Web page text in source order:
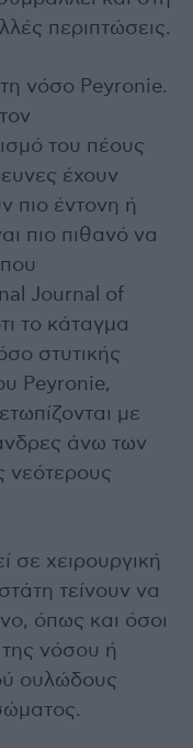
περιπτώσεις.
νόσο Peyronie.
του πέους
έχουν
πιο έντονη ή
πιο πιθανό να
Journal of
το κάταγμα
στυτικής
Peyronie,
με
άνω των
νεότερους
σε χειρουργική
τείνουν να
όπως και όσοι
της νόσου ή
ουλώδους